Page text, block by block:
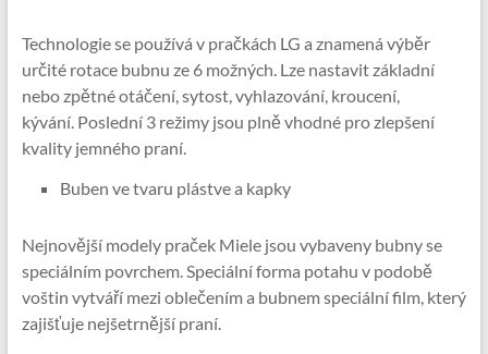
Technologie se používá v pračkách LG a znamená výběr
určité rotace bubnu ze 6 možných. Lze nastavit základní
nebo zpětné otáčení, sytost, vyhlazování, kroucení,
kývání. Poslední 3 režimy jsou plně vhodné pro zlepšení
kvality jemného praní.
Buben ve tvaru plástve a kapky
Nejnovější modely praček Miele jsou vybaveny bubny se
speciálním povrchem. Speciální forma potahu v podobě
voštin vytváří mezi oblečením a bubnem speciální film, který
zajišťuje nejšetrnější praní.